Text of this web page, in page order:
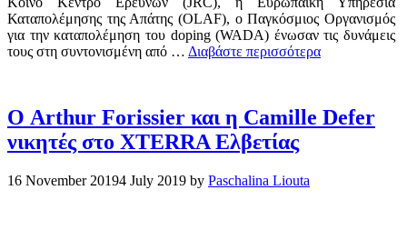
Καταπολέμησης της Απάτης (OLAF), ο Παγκόσμιος Οργανισμός
για την καταπολέμηση του doping (WADA) ένωσαν τις δυνάμεις
τους στη συντονισμένη από … Διαβάστε περισσότερα
Ο Arthur Forissier και η Camille Defer
νικητές στο XTERRA Ελβετίας
16 November 20194 July 2019 by Paschalina Liouta